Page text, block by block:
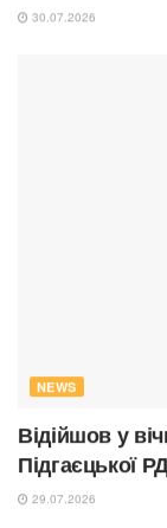
30.07.2026
NEWS
Відійшов у
Підгаєцької
29.07.2026